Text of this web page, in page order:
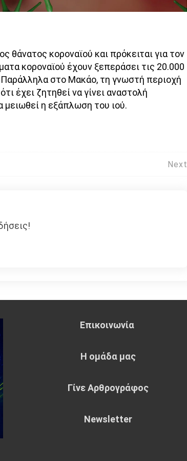
κοροναϊού και πρόκειται για τον
κοροναϊού έχουν ξεπεράσει τις 20.000
στο Μακάο, τη γνωστή περιοχή
έχει ζητηθεί να γίνει αναστολή
μειωθεί η εξάπλωση του ιού.
Next
Επικοινωνία
Η ομάδα μας
Γίνε Αρθρογράφος
Newsletter